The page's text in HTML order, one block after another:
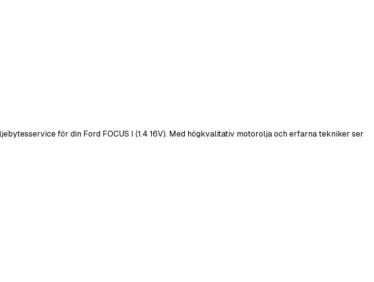
för din Ford FOCUS I (1.4 16V). Med högkvalitativ motorolja och erfarna tekniker ser